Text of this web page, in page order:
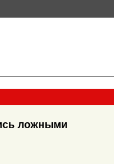
ложными